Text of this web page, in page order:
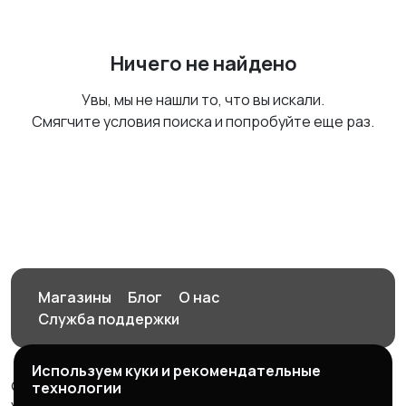
Ничего не найдено
Увы, мы не нашли то, что вы искали.
Смягчите условия поиска и попробуйте еще раз.
Магазины Блог
О нас
Служба поддержки
© 2026 Орен-АЙ - Авто | Недвижимость | Работа |
Используем куки и рекомендательные
технологии